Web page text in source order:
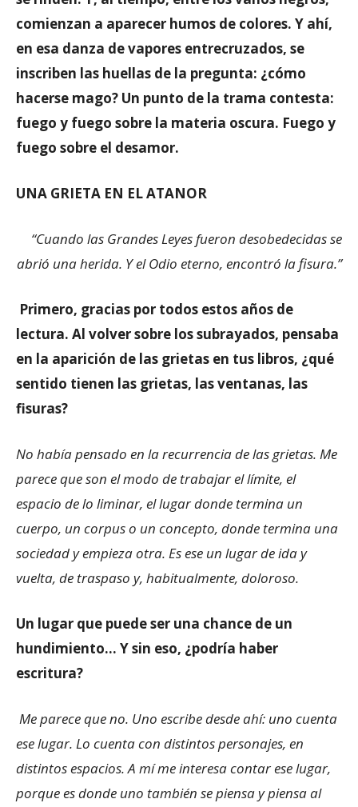
comienzan a aparecer humos de colores. Y ahí,
en esa danza de vapores entrecruzados, se
inscriben las huellas de la pregunta: ¿cómo
hacerse mago? Un punto de la trama contesta:
fuego y fuego sobre la materia oscura. Fuego y
fuego sobre el desamor.
UNA GRIETA EN EL ATANOR
“Cuando las Grandes Leyes fueron desobedecidas se
abrió una herida. Y el Odio eterno, encontró la fisura.”
Primero, gracias por todos estos años de
lectura. Al volver sobre los subrayados, pensaba
en la aparición de las grietas en tus libros, ¿qué
sentido tienen las grietas, las ventanas, las
fisuras?
No había pensado en la recurrencia de las grietas. Me
parece que son el modo de trabajar el límite, el
espacio de lo liminar, el lugar donde termina un
cuerpo, un corpus o un concepto, donde termina una
sociedad y empieza otra. Es ese un lugar de ida y
vuelta, de traspaso y, habitualmente, doloroso.
Un lugar que puede ser una chance de un
hundimiento… Y sin eso, ¿podría haber
escritura?
Me parece que no. Uno escribe desde ahí: uno cuenta
ese lugar. Lo cuenta con distintos personajes, en
distintos espacios. A mí me interesa contar ese lugar,
porque es donde uno también se piensa y piensa al